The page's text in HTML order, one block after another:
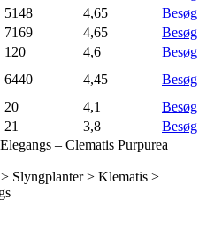
5148 4,65
Besøg
7169 4,65
Besøg
120 4,6
Besøg
6440 4,45
Besøg
20 4,1
Besøg
21 3,8
Besøg
– Clematis Purpurea
Slyngplanter > Klematis >